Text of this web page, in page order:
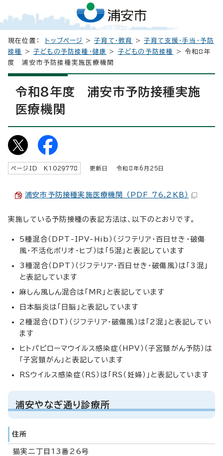
現在位置： トップページ >子育て・教育 >子育て支援・手当・予防
接種
>子どもの予防接種・健康 > 子どもの予防接種
> 令和8年
度 浦安市予防接種実施医療機関
令和8年度 浦安市予防接種実施
医療機関
ページID K 1029778 更新日 令和8年6月 25 日
浦安市予防接種実施医療機関 （PDF 76.2KB）
実施している予防接種の表記方法は、以下のとおりです。
5種混合（DPT-IPV-Hib）（ジフテリア・百日せき・破傷
風・不活化ポリオ・ヒブ）は「5混」と表記しています
3種混合（DPT）（ジフテリア・百日せき・破傷風）は「3混」
と表記しています
麻しん風しん混合は「MR」と表記しています
日本脳炎は「日脳」と表記しています
2種混合（DT）（ジフテリア・破傷風）は「2混」と表記してい
ます
ヒトパピローマウイルス感染症（HPV）（子宮頸がん予防）は
「子宮頸がん」と表記しています
RSウイルス感染症（RS）は「RS（妊婦）」と表記しています
浦安やなぎ通り診療所
住所
猫実二丁目13番26号